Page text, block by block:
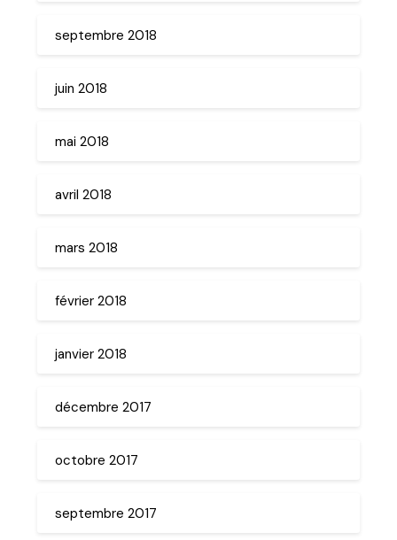
septembre 2018
juin 2018
mai 2018
avril 2018
mars 2018
février 2018
janvier 2018
décembre 2017
octobre 2017
septembre 2017